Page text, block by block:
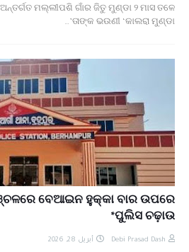
ଅନ୍ତର୍ଗତ ମଲ୍ଲୀପଶି ଗାଁର ଜିତୁ ମୁଣ୍ଡା ୨ ମାସ ତଳେ
ତାଙ୍କ ଭଉଣୀ ‘କାଲରା ମୁଣ୍ଡା’…
ବେଆଇନ ହୁକ୍କା ବାର ଉପରେ
ପୁଲିସ ଚଢ଼ାଉ*
Debi Prasad Dash أبريل 28, 2026